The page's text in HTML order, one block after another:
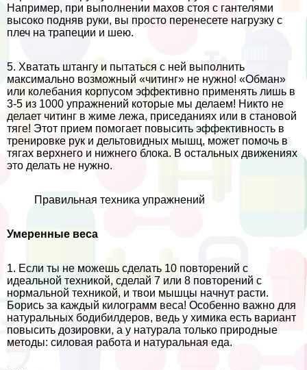
Например, при выполнении махов стоя с гантелями
высоко подняв руки, вы просто перенесете нагрузку с
плеч на трапеции и шею.
5. Хватать штангу и пытаться с ней выполнить
максимально возможный «читинг» не нужно! «Обман»
или колебания корпусом эффективно применять лишь в
3-5 из 1000 упражнений которые мы делаем! Никто не
делает читинг в жиме лежа, приседаниях или в становой
тяге! Этот прием помогает повысить эффективность в
тренировке рук и дельтовидных мышц, может помочь в
тягах верхнего и нижнего блока. В остальных движениях
это делать не нужно.
Правильная техника упражнений
Умеренные веса
1. Если ты не можешь сделать 10 повторений с
идеальной техникой, сделай 7 или 8 повторений с
нормальной техникой, и твои мышцы начнут расти.
Борись за каждый килограмм веса! Особенно важно для
натуральных бодибилдеров, ведь у химика есть вариант
повысить дозировки, а у натурала только природные
методы: силовая работа и натуральная еда.